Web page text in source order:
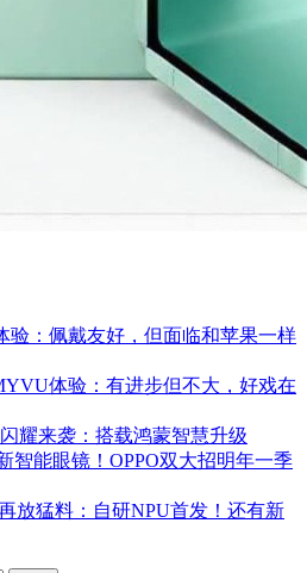
验：佩戴友好，但面临和苹果一样
体验：有进步但不大，好戏在
耀来袭：搭载鸿蒙智慧升级
智能眼镜！OPPO双大招明年一季
放猛料：自研NPU首发！还有新